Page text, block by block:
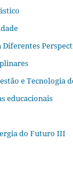
Diferentes
e Tecnologia
educacionais
do Futuro III